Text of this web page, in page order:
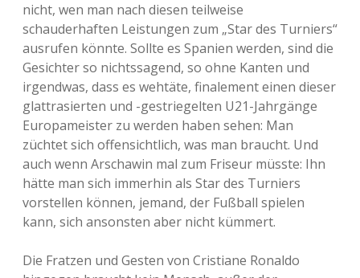
nicht, wen man nach diesen teilweise
schauderhaften Leistungen zum „Star des Turniers“
ausrufen könnte. Sollte es Spanien werden, sind die
Gesichter so nichtssagend, so ohne Kanten und
irgendwas, dass es wehtäte, finalement einen dieser
glattrasierten und -gestriegelten U21-Jahrgänge
Europameister zu werden haben sehen: Man
züchtet sich offensichtlich, was man braucht. Und
auch wenn Arschawin mal zum Friseur müsste: Ihn
hätte man sich immerhin als Star des Turniers
vorstellen können, jemand, der Fußball spielen
kann, sich ansonsten aber nicht kümmert.
Die Fratzen und Gesten von Cristiane Ronaldo